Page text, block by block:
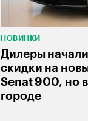
НОВИНКИ
Дилеры начали
скидки на
Senat 900, но
городе